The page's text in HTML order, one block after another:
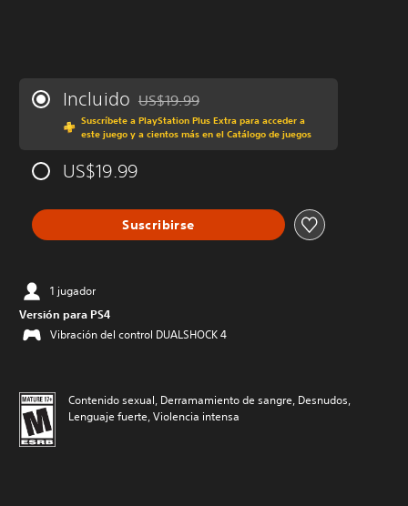
Incluido Rebajado del precio original de US$19.99
US$19.99
Suscríbete a PlayStation Plus Extra para acceder a
este juego y a cientos más en el Catálogo de juegos
US$19.99
Suscribirse
1 jugador
Versión para PS4
Vibración del control DUALSHOCK 4
Contenido sexual, Derramamiento de sangre, Desnudos,
Lenguaje fuerte, Violencia intensa